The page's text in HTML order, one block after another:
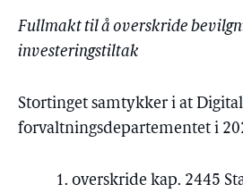
Fullmakt til å overskride
investeringstiltak
Stortinget samtykker i at
forvaltningsdepartementet i
overskride kap. 2445